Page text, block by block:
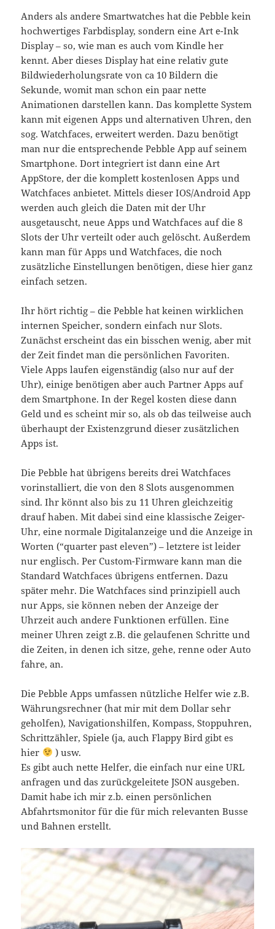
Anders als andere Smartwatches hat die Pebble kein
hochwertiges Farbdisplay, sondern eine Art e-Ink
Display – so, wie man es auch vom Kindle her
kennt. Aber dieses Display hat eine relativ gute
Bildwiederholungsrate von ca 10 Bildern die
Sekunde, womit man schon ein paar nette
Animationen darstellen kann. Das komplette System
kann mit eigenen Apps und alternativen Uhren, den
sog. Watchfaces, erweitert werden. Dazu benötigt
man nur die entsprechende Pebble App auf seinem
Smartphone. Dort integriert ist dann eine Art
AppStore, der die komplett kostenlosen Apps und
Watchfaces anbietet. Mittels dieser IOS/Android App
werden auch gleich die Daten mit der Uhr
ausgetauscht, neue Apps und Watchfaces auf die 8
Slots der Uhr verteilt oder auch gelöscht. Außerdem
kann man für Apps und Watchfaces, die noch
zusätzliche Einstellungen benötigen, diese hier ganz
einfach setzen.
Ihr hört richtig – die Pebble hat keinen wirklichen
internen Speicher, sondern einfach nur Slots.
Zunächst erscheint das ein bisschen wenig, aber mit
der Zeit findet man die persönlichen Favoriten.
Viele Apps laufen eigenständig (also nur auf der
Uhr), einige benötigen aber auch Partner Apps auf
dem Smartphone. In der Regel kosten diese dann
Geld und es scheint mir so, als ob das teilweise auch
überhaupt der Existenzgrund dieser zusätzlichen
Apps ist.
Die Pebble hat übrigens bereits drei Watchfaces
vorinstalliert, die von den 8 Slots ausgenommen
sind. Ihr könnt also bis zu 11 Uhren gleichzeitig
drauf haben. Mit dabei sind eine klassische Zeiger-
Uhr, eine normale Digitalanzeige und die Anzeige in
Worten (“quarter past eleven”) – letztere ist leider
nur englisch. Per Custom-Firmware kann man die
Standard Watchfaces übrigens entfernen. Dazu
später mehr. Die Watchfaces sind prinzipiell auch
nur Apps, sie können neben der Anzeige der
Uhrzeit auch andere Funktionen erfüllen. Eine
meiner Uhren zeigt z.B. die gelaufenen Schritte und
die Zeiten, in denen ich sitze, gehe, renne oder Auto
fahre, an.
Die Pebble Apps umfassen nützliche Helfer wie z.B.
Währungsrechner (hat mir mit dem Dollar sehr
geholfen), Navigationshilfen, Kompass, Stoppuhren,
Schrittzähler, Spiele (ja, auch Flappy Bird gibt es
hier
) usw.
Es gibt auch nette Helfer, die einfach nur eine URL
anfragen und das zurückgeleitete JSON ausgeben.
Damit habe ich mir z.b. einen persönlichen
Abfahrtsmonitor für die für mich relevanten Busse
und Bahnen erstellt.